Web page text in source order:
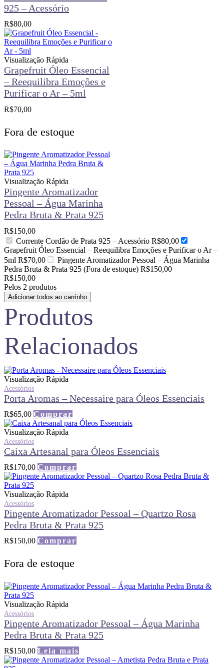
925 – Acessório
R$80,00
Visualização Rápida
Grapefruit Óleo Essencial
– Reequilibra Emoções e
Purificar o Ar – 5ml
R$70,00
Fora de estoque
Visualização Rápida
Pingente Aromatizador
Pessoal – Água Marinha
Pedra Bruta & Prata 925
R$150,00
Corrente Cordão de Prata 925 – Acessório R$80,00
Grapefruit Óleo Essencial – Reequilibra Emoções e Purificar o Ar –
5ml R$70,00
Pingente Aromatizador Pessoal – Água Marinha
Pedra Bruta & Prata 925 (Fora de estoque) R$150,00
R$150,00
Pelos 2 produtos
Adicionar todos ao carrinho
Produtos
Relacionados
Visualização Rápida
Acessórios
Porta Aromas – Necessaire para Óleos Essenciais
R$65,00 Comprar
Visualização Rápida
Acessórios
Caixa Artesanal para Óleos Essenciais
R$170,00 Comprar
Visualização Rápida
Acessórios
Pingente Aromatizador Pessoal – Quartzo Rosa
Pedra Bruta & Prata 925
R$150,00 Comprar
Fora de estoque
Visualização Rápida
Acessórios
Pingente Aromatizador Pessoal – Água Marinha
Pedra Bruta & Prata 925
R$150,00 Leia mais